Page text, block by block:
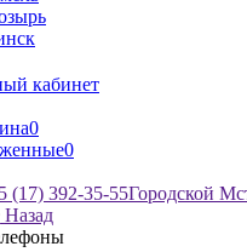
кабинет
0
0
(17) 392-35-55Городской
Назад